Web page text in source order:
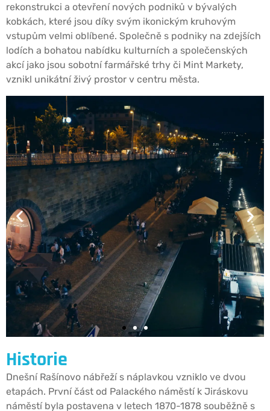
rekonstrukci a otevření nových podniků v bývalých
kobkách, které jsou díky svým ikonickým kruhovým
vstupům velmi oblíbené. Společně s podniky na zdejších
lodích a bohatou nabídku kulturních a společenských
akcí jako jsou sobotní farmářské trhy či Mint Markety,
vznikl unikátní živý prostor v centru města.
Historie
Dnešní Rašínovo nábřeží s náplavkou vzniklo ve dvou
etapách. První část od Palackého náměstí k Jiráskovu
náměstí byla postavena v letech 1870-1878 souběžně s